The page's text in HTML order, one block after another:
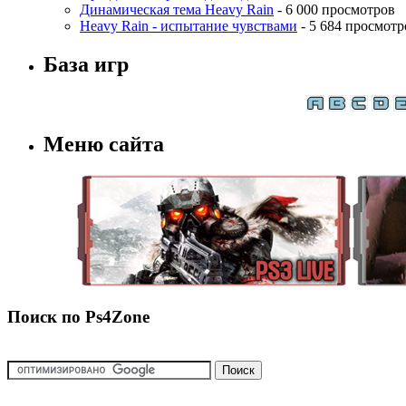
Динамическая тема Heavy Rain - 6 000 просмотров
Heavy Rain - испытание чувствами - 5 684
База игр
Меню сайта
Поиск по Ps4Zone